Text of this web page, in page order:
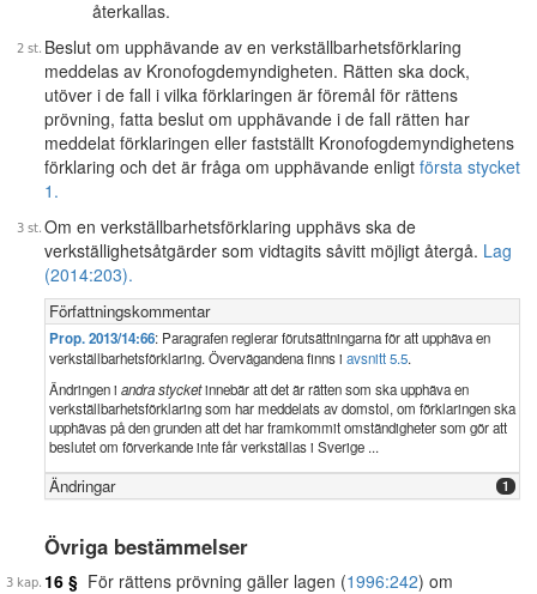
återkallas.
Beslut om upphävande av en verkställbarhetsförklaring
meddelas av Kronofogdemyndigheten. Rätten ska dock,
utöver i de fall i vilka förklaringen är föremål för rättens
prövning, fatta beslut om upphävande i de fall rätten har
meddelat förklaringen eller fastställt Kronofogdemyndighetens
förklaring och det är fråga om upphävande enligt första stycket
1.
Om en verkställbarhetsförklaring upphävs ska de
verkställighetsåtgärder som vidtagits såvitt möjligt återgå. Lag
(2014:203).
Författningskommentar
Prop. 2013/14:66: Paragrafen reglerar förutsättningarna för att upphäva en
verkställbarhetsförklaring. Övervägandena finns i avsnitt 5.5.
Ändringen i andra stycketinnebär att det är rätten som ska upphäva en
verkställbarhetsförklaring som har meddelats av domstol, om förklaringen ska
upphävas på den grunden att det har framkommit omständigheter som gör att
beslutet om förverkande inte får verkställas i Sverige ...
Ändringar 1
Övriga bestämmelser
16 § För rättens prövning gäller lagen (1996:242) om